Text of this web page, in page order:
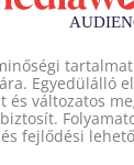
Egyedülálló
és változatos
fejlődési